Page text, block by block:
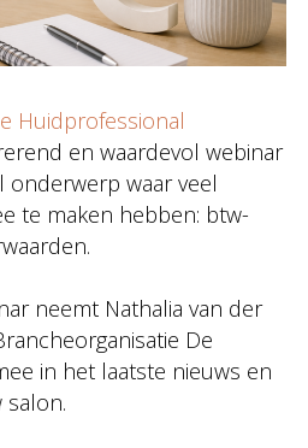
Huidprofessional
en waardevol webinar
onderwerp waar veel
te maken hebben: btw-
neemt Nathalia van der
De
in het laatste nieuws en
salon.